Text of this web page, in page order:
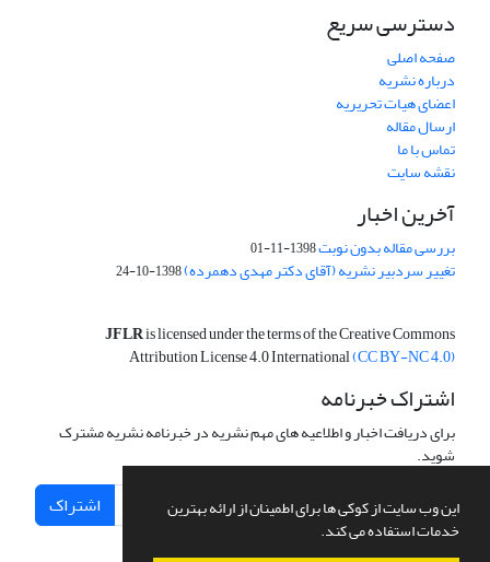
این وب سایت از کوکی ها برای اطمینان از ارائه بهترین
خدمات استفاده می کند.
دسترسی سریع
صفحه اصلی
درباره نشریه
اعضای هیات تحریریه
ارسال مقاله
تماس با ما
نقشه سایت
آخرین اخبار
بررسی مقاله بدون نوبت1398-11-01
تغییر سردبیر نشریه (آقای دکتر مهدی دهمرده)1398-10-24
JFLRis licensed under the terms of the Creative Commons
Attribution License 4.0 International(CC BY-NC 4.0)
اشتراک خبرنامه
برای دریافت اخبار و اطلاعیه های مهم نشریه در خبرنامه نشریه مشترک
شوید.
اشتراک